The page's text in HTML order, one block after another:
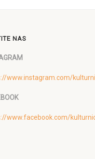
NAS
www.instagram.com/
www.facebook.com/